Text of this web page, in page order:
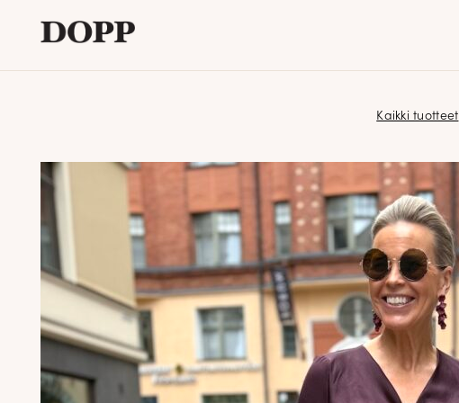
Tyyliblogi
Brändi
alavalikko
Yhteystiedot
Kaikki tuotteet